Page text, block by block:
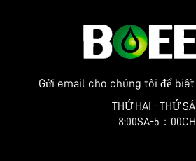
Gửi email cho chúng tôi để
THỨ HAI - THỨ
8:00SA-5：00CH